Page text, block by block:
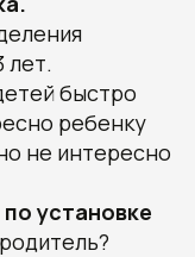
лет.
быстро
ребенку
не интересно
установке